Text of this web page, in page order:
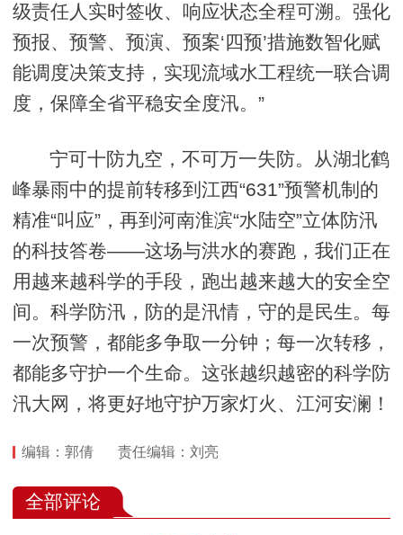
级责任人实时签收、响应状态全程可溯。强化
预报、预警、预演、预案‘四预’措施数智化赋
能调度决策支持，实现流域水工程统一联合调
度，保障全省平稳安全度汛。”
宁可十防九空，不可万一失防。从湖北鹤
峰暴雨中的提前转移到江西“631”预警机制的
精准“叫应”，再到河南淮滨“水陆空”立体防汛
的科技答卷——这场与洪水的赛跑，我们正在
用越来越科学的手段，跑出越来越大的安全空
间。科学防汛，防的是汛情，守的是民生。每
一次预警，都能多争取一分钟；每一次转移，
都能多守护一个生命。这张越织越密的科学防
汛大网，将更好地守护万家灯火、江河安澜！
编辑：郭倩 责任编辑：刘亮
全部评论